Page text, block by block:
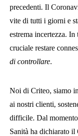
precedenti. Il
vite di tutti i giorni e
estrema incertezza.
cruciale restare
di controllare.
Noi di Criteo, siamo
ai nostri clienti,
difficile. Dal
Sanità ha dichiarato